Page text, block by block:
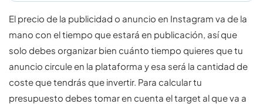
El precio de la publicidad o anuncio en Instagram va de la
mano con el tiempo que estará en publicación, así que
solo debes organizar bien cuánto tiempo quieres que tu
anuncio circule en la plataforma y esa será la cantidad de
coste que tendrás que invertir. Para calcular tu
presupuesto debes tomar en cuenta el target al que va a